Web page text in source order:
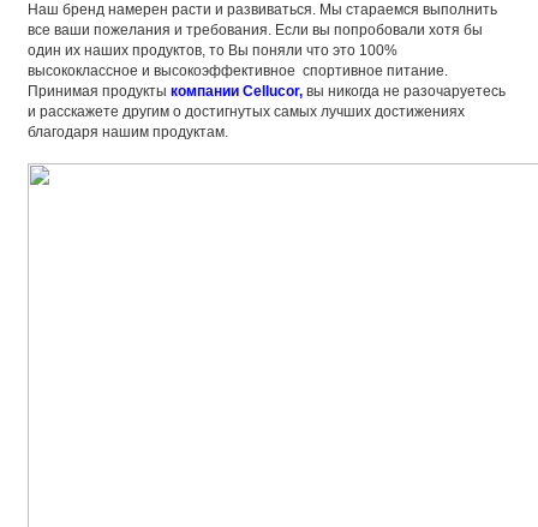
Наш бренд намерен расти и развиваться. Мы стараемся выполнить
все ваши пожелания и требования. Если вы попробовали хотя бы
один их наших продуктов, то Вы поняли что это 100%
высококлассное и высокоэффективное спортивное питание.
Принимая продукты компании Cellucor, вы никогда не разочаруетесь
и расскажете другим о достигнутых самых лучших достижениях
благодаря нашим продуктам.